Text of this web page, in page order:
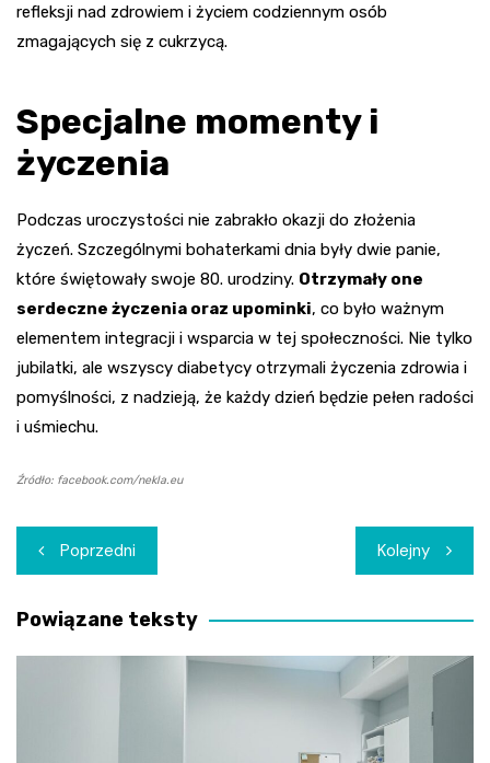
refleksji nad zdrowiem i życiem codziennym osób
zmagających się z cukrzycą.
Specjalne momenty i
życzenia
Podczas uroczystości nie zabrakło okazji do złożenia
życzeń. Szczególnymi bohaterkami dnia były dwie panie,
które świętowały swoje 80. urodziny. Otrzymały one
serdeczne życzenia oraz upominki, co było ważnym
elementem integracji i wsparcia w tej społeczności. Nie tylko
jubilatki, ale wszyscy diabetycy otrzymali życzenia zdrowia i
pomyślności, z nadzieją, że każdy dzień będzie pełen radości
i uśmiechu.
Źródło: facebook.com/nekla.eu
Nawigacja
wpisu
Poprzedni Kolejny
Powiązane teksty